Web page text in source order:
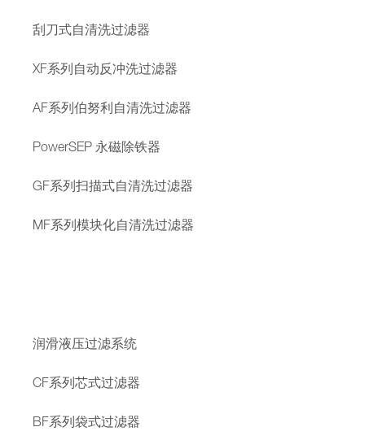
刮刀式自清洗过滤器
XF系列自动反冲洗过滤器
AF系列伯努利自清洗过滤器
PowerSEP 永磁除铁器
GF系列扫描式自清洗过滤器
MF系列模块化自清洗过滤器
润滑液压过滤系统
CF系列芯式过滤器
BF系列袋式过滤器